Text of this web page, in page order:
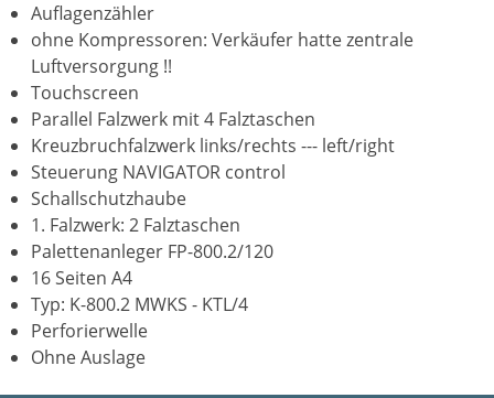
Auflagenzähler
ohne Kompressoren: Verkäufer hatte zentrale
Luftversorgung !!
Touchscreen
Parallel Falzwerk mit 4 Falztaschen
Kreuzbruchfalzwerk links/rechts --- left/right
Steuerung NAVIGATOR control
Schallschutzhaube
1. Falzwerk: 2 Falztaschen
Palettenanleger FP-800.2/120
16 Seiten A4
Typ: K-800.2 MWKS - KTL/4
Perforierwelle
Ohne Auslage